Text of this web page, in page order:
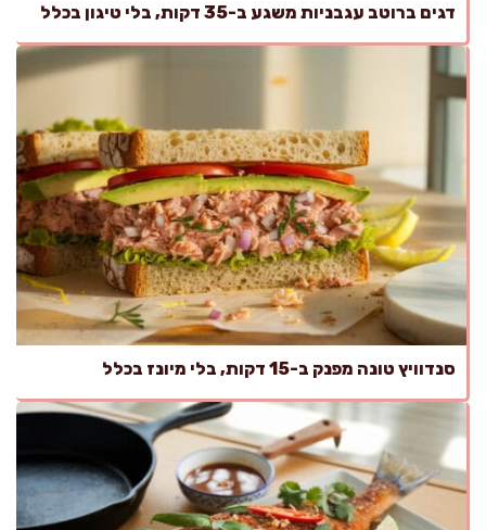
דגים ברוטב עגבניות משגע ב-35 דקות, בלי טיגון בכלל
סנדוויץ טונה מפנק ב-15 דקות, בלי מיונז בכלל